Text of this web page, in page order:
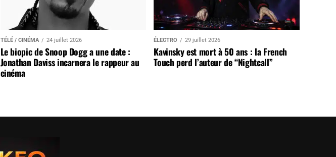
TÉLÉ / CINÉMA 24 juillet 2026
Le biopic de Snoop Dogg a une date :
Jonathan Daviss incarnera le rappeur au
cinéma
ÉLECTRO 29 juillet 2026
Kavinsky est mort à 50 ans : la French
Touch perd l’auteur de “Nightcall”